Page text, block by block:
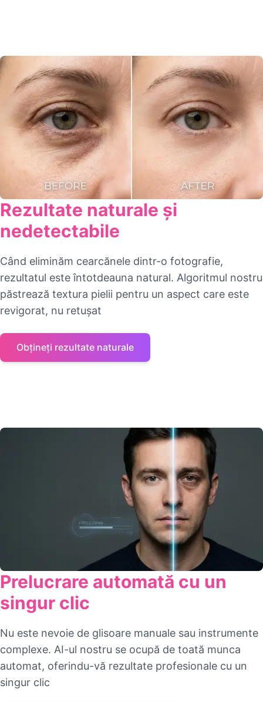
Rezultate naturale și
nedetectabile
Când eliminăm cearcănele dintr-o fotografie,
rezultatul este întotdeauna natural. Algoritmul nostru
păstrează textura pielii pentru un aspect care este
revigorat, nu retușat
Obțineți rezultate naturale
Prelucrare automată cu un
singur clic
Nu este nevoie de glisoare manuale sau instrumente
complexe. AI-ul nostru se ocupă de toată munca
automat, oferindu-vă rezultate profesionale cu un
singur clic